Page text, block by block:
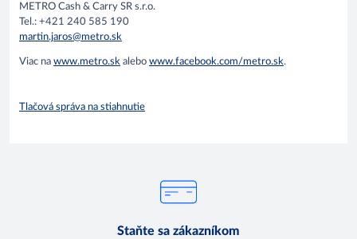
METRO Cash & Carry SR s.r.o.
Tel.: +421 240 585 190
martin.jaros@metro.sk
Viac na www.metro.sk alebo www.facebook.com/metro.sk.
Tlačová správa na stiahnutie
Staňte sa zákazníkom